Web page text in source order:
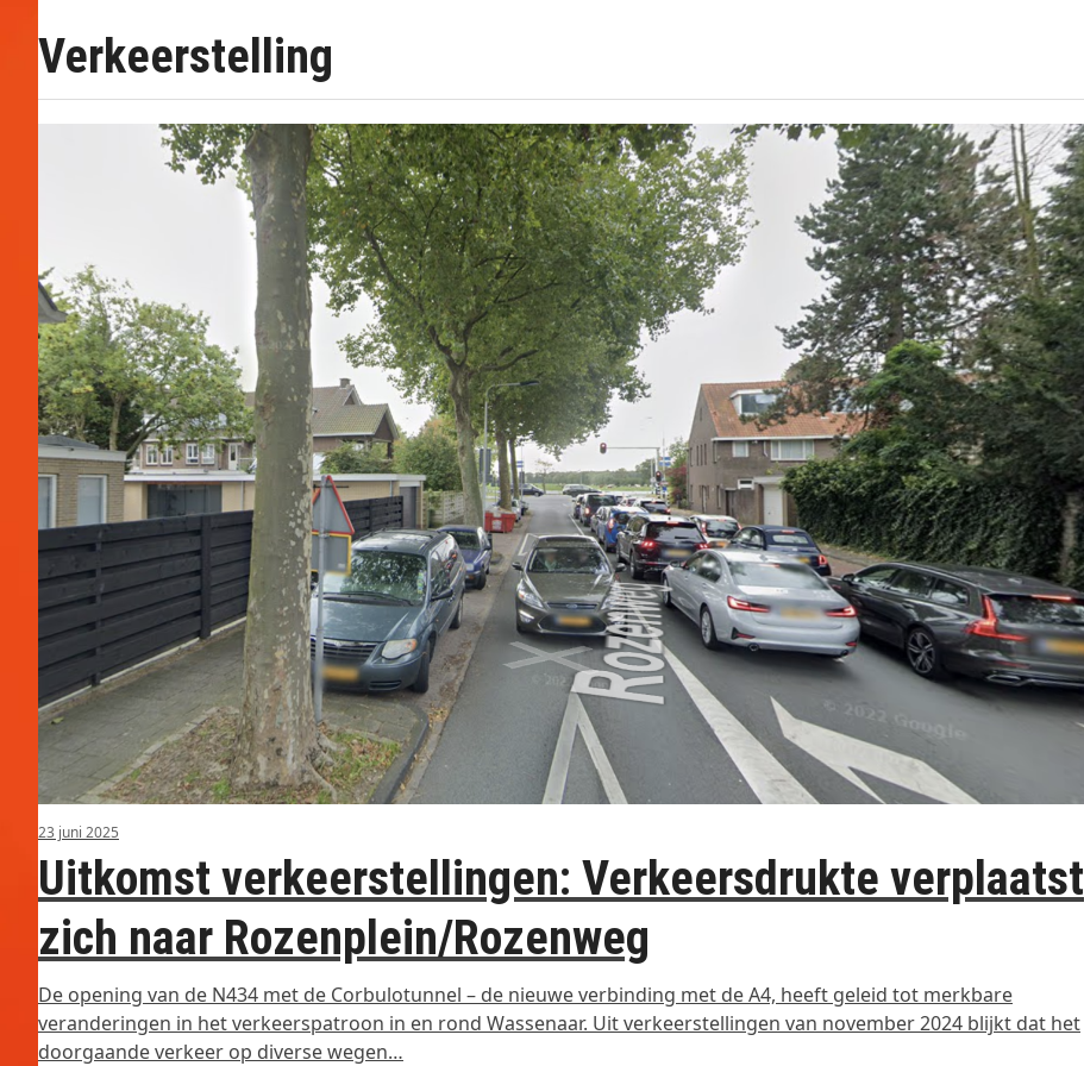
Verkeerstelling
23 juni 2025
Uitkomst verkeerstellingen: Verkeersdrukte verplaatst
zich naar Rozenplein/Rozenweg
De opening van de N434 met de Corbulotunnel – de nieuwe verbinding met de A4, heeft geleid tot merkbare
veranderingen in het verkeerspatroon in en rond Wassenaar. Uit verkeerstellingen van november 2024 blijkt dat het
doorgaande verkeer op diverse wegen…